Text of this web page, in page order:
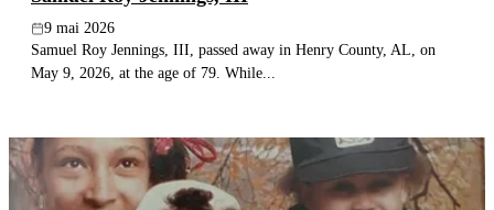
9 mai 2026
Samuel Roy Jennings, III, passed away in Henry County, AL, on
May 9, 2026, at the age of 79. While...